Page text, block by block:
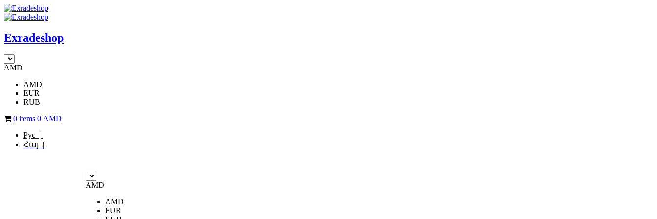
Exradeshop
AMD
AMD
EUR
RUB
0 items 0 AMD
Рус |
Հայ |
AMD
AMD
EUR